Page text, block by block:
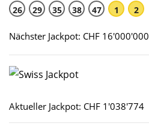
26 29 35 38 47 1 2
Nächster Jackpot: CHF 16'000'000
Aktueller Jackpot: CHF 1'038'774